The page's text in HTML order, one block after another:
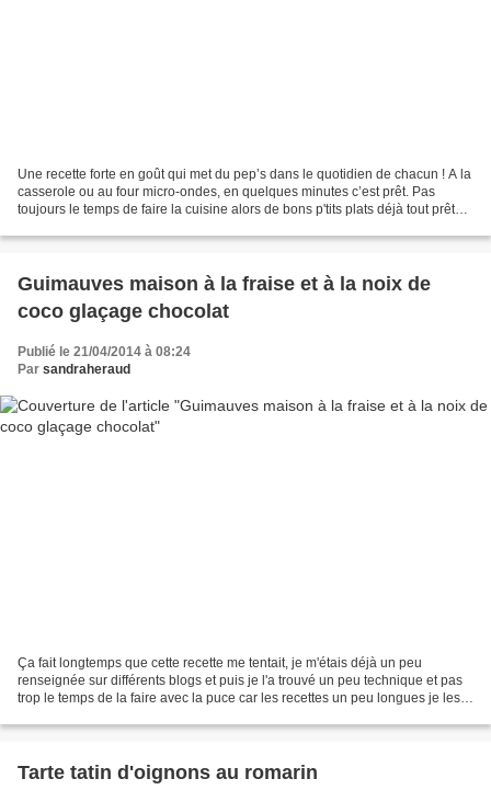
Une recette forte en goût qui met du pep’s dans le quotidien de chacun ! A la
casserole ou au four micro-ondes, en quelques minutes c’est prêt. Pas
toujours le temps de faire la cuisine alors de bons p'tits plats déjà tout prêts
Guimauves maison à la fraise et à la noix de
coco glaçage chocolat
Publié le 21/04/2014 à 08:24
Par sandraheraud
Ça fait longtemps que cette recette me tentait, je m'étais déjà un peu
renseignée sur différents blogs et puis je l'a trouvé un peu technique et pas
trop le temps de la faire avec la puce car les recettes un peu longues je les
Tarte tatin d'oignons au romarin